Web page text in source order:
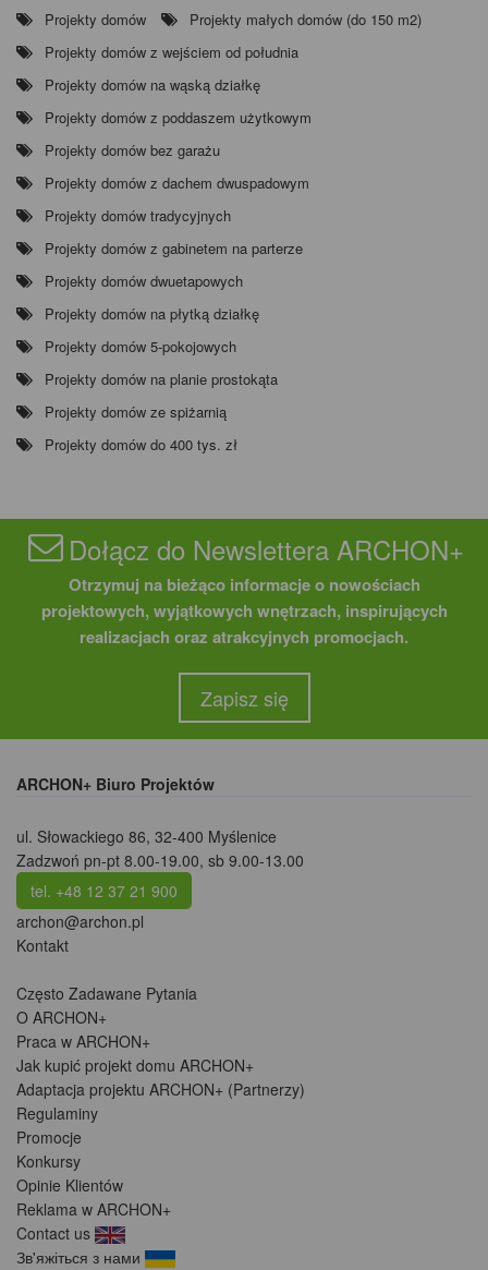
Projekty domów
Projekty małych domów (do 150 m2)
Projekty domów z wejściem od południa
Projekty domów na wąską działkę
Projekty domów z poddaszem użytkowym
Projekty domów bez garażu
Projekty domów z dachem dwuspadowym
Projekty domów tradycyjnych
Projekty domów z gabinetem na parterze
Projekty domów dwuetapowych
Projekty domów na płytką działkę
Projekty domów 5-pokojowych
Projekty domów na planie prostokąta
Projekty domów ze spiżarnią
Projekty domów do 400 tys. zł
Dołącz do Newslettera ARCHON+
Otrzymuj na bieżąco informacje o nowościach
projektowych, wyjątkowych wnętrzach, inspirujących
realizacjach oraz atrakcyjnych promocjach.
Zapisz się
ARCHON+ Biuro Projektów
ul. Słowackiego 86, 32-400 Myślenice
Zadzwoń pn-pt 8.00-19.00, sb 9.00-13.00
tel. +48 12 37 21 900
archon@archon.pl
Kontakt
Często Zadawane Pytania
O ARCHON+
Praca w ARCHON+
Jak kupić projekt domu ARCHON+
Adaptacja projektu ARCHON+ (Partnerzy)
Regulaminy
Promocje
Konkursy
Opinie Klientów
Reklama w ARCHON+
Contact us
Зв'яжіться з нами